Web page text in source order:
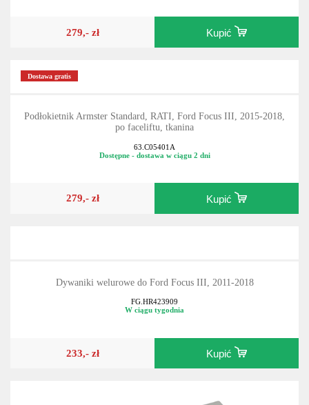
279,- zł Kupić
Dostawa gratis
Podłokietnik Armster Standard, RATI, Ford Focus III, 2015-2018,
po faceliftu, tkanina
63.C05401A
Dostępne - dostawa w ciągu 2 dni
279,- zł Kupić
Dywaniki welurowe do Ford Focus III, 2011-2018
FG.HR423909
W ciągu tygodnia
233,- zł Kupić